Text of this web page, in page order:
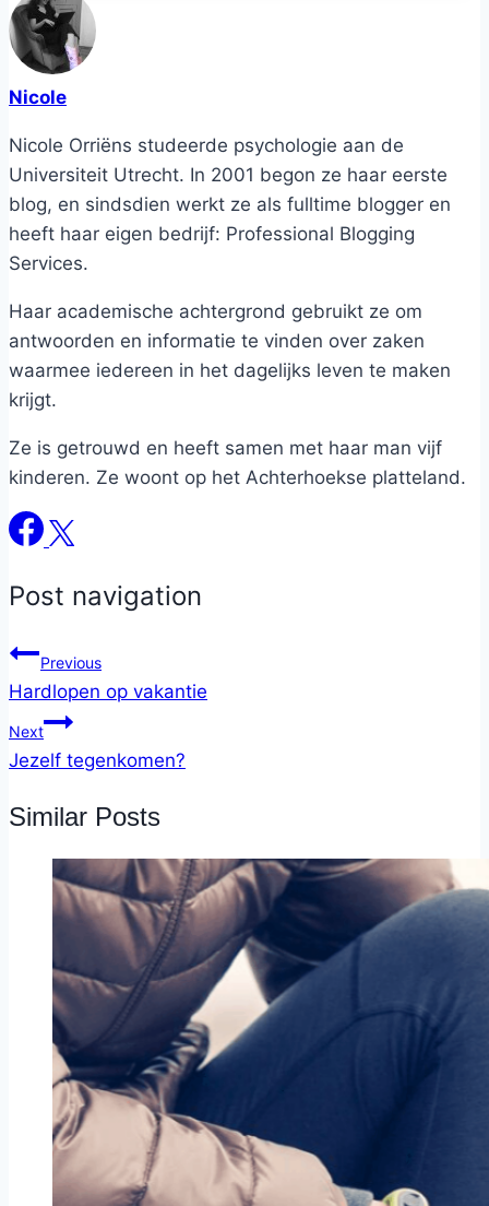
Nicole
Nicole Orriëns studeerde psychologie aan de
Universiteit Utrecht. In 2001 begon ze haar eerste
blog, en sindsdien werkt ze als fulltime blogger en
heeft haar eigen bedrijf: Professional Blogging
Services.
Haar academische achtergrond gebruikt ze om
antwoorden en informatie te vinden over zaken
waarmee iedereen in het dagelijks leven te maken
krijgt.
Ze is getrouwd en heeft samen met haar man vijf
kinderen. Ze woont op het Achterhoekse platteland.
Post navigation
Previous
Hardlopen op vakantie
Next
Jezelf tegenkomen?
Similar Posts